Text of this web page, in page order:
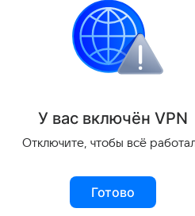
ноге застряла
Депздрава столицы.
приземлился
а части игрушки вошли
помощь, и ребенка
У вас включён VPN
Отключите, чтобы всё
Готово